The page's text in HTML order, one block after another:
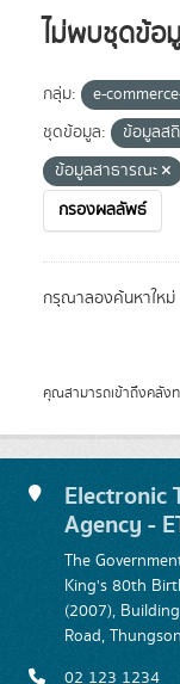
ไม่พบชุดข้อ
กลุ่ม: e-
ชุดข้อมูล:
ข้อมูลส
ข้อมูลสาธารณะ
กรองผลลัพธ์
กรุณาลองค้นหาใหม่
คุณสามารถเข้าถึงคลัง
Electronic
Agency -
The
King's 80th
(2007),
Road,
02 123 1234